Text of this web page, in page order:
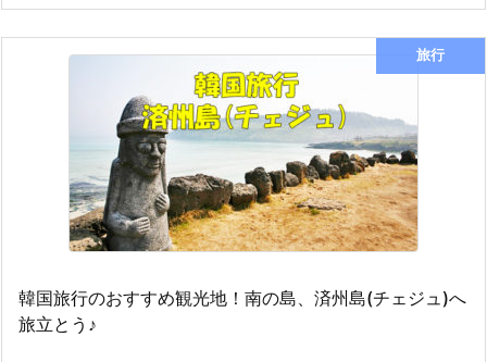
韓国旅行のおすすめ観光地！南の島、済州島(チェジュ)へ
旅立とう♪
旅行